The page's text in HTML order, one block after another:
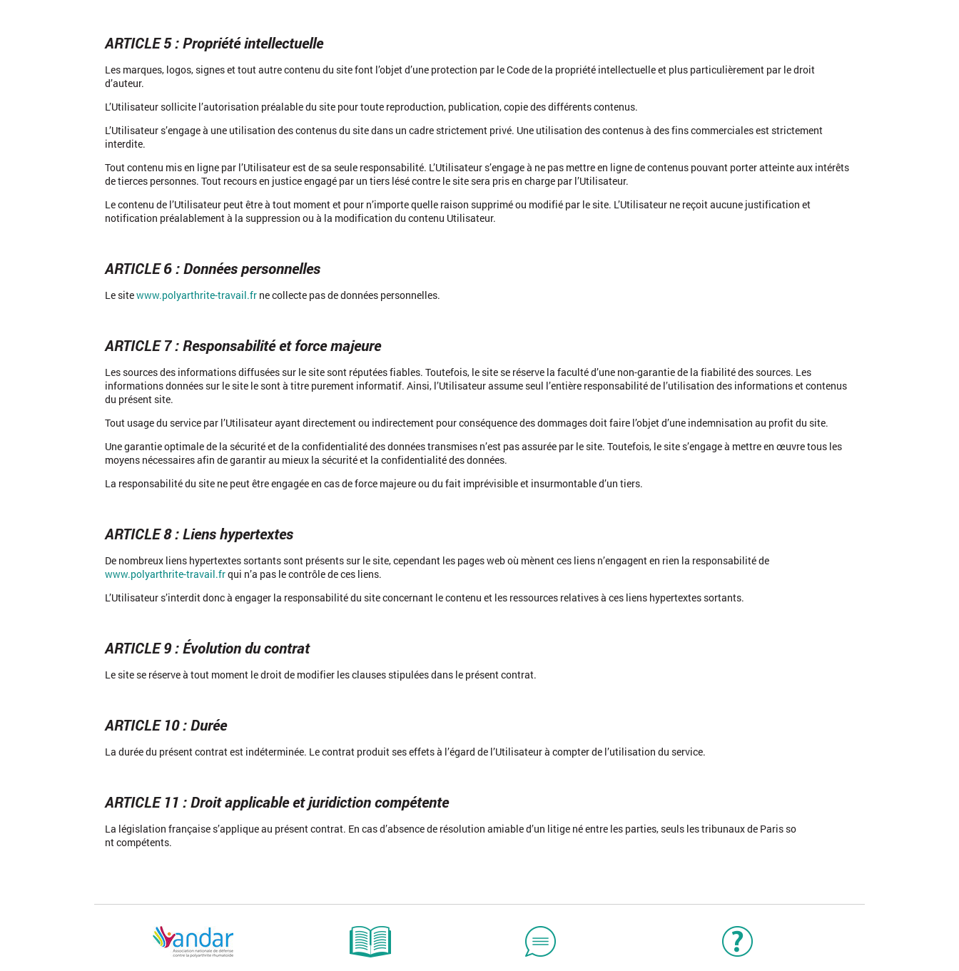
ARTICLE 5 : Propriété intellectuelle
Les marques, logos, signes et tout autre contenu du site font l’objet d’une protection par le Code de la propriété intellectuelle et plus particulièrement par le droit
d’auteur.
L’Utilisateur sollicite l’autorisation préalable du site pour toute reproduction, publication, copie des différents contenus.
L’Utilisateur s’engage à une utilisation des contenus du site dans un cadre strictement privé. Une utilisation des contenus à des fins commerciales est strictement
interdite.
Tout contenu mis en ligne par l’Utilisateur est de sa seule responsabilité. L’Utilisateur s’engage à ne pas mettre en ligne de contenus pouvant porter atteinte aux intérêts
de tierces personnes. Tout recours en justice engagé par un tiers lésé contre le site sera pris en charge par l’Utilisateur.
Le contenu de l’Utilisateur peut être à tout moment et pour n’importe quelle raison supprimé ou modifié par le site. L’Utilisateur ne reçoit aucune justification et
notification préalablement à la suppression ou à la modification du contenu Utilisateur.
ARTICLE 6 : Données personnelles
Le sitewww.polyarthrite-travail.fr ne collecte pas de données personnelles.
ARTICLE 7 : Responsabilité et force majeure
Les sources des informations diffusées sur le site sont réputées fiables. Toutefois, le site se réserve la faculté d’une non-garantie de la fiabilité des sources. Les
informations données sur le site le sont à titre purement informatif. Ainsi, l’Utilisateur assume seul l’entière responsabilité de l’utilisation des informations et contenus
du présent site.
Tout usage du service par l’Utilisateur ayant directement ou indirectement pour conséquence des dommages doit faire l’objet d’une indemnisation au profit du site.
Une garantie optimale de la sécurité et de la confidentialité des données transmises n’est pas assurée par le site. Toutefois, le site s’engage à mettre en œuvre tous les
moyens nécessaires afin de garantir au mieux la sécurité et la confidentialité des données.
La responsabilité du site ne peut être engagée en cas de force majeure ou du fait imprévisible et insurmontable d’un tiers.
ARTICLE 8 : Liens hypertextes
De nombreux liens hypertextes sortants sont présents sur le site, cependant les pages web où mènent ces liens n’engagent en rien la responsabilité de
www.polyarthrite-travail.frqui n’a pas le contrôle de ces liens.
L’Utilisateur s’interdit donc à engager la responsabilité du site concernant le contenu et les ressources relatives à ces liens hypertextes sortants.
ARTICLE 9 : Évolution du contrat
Le site se réserve à tout moment le droit de modifier les clauses stipulées dans le présent contrat.
ARTICLE 10 : Durée
La durée du présent contrat est indéterminée. Le contrat produit ses effets à l’égard de l’Utilisateur à compter de l’utilisation du service.
ARTICLE 11 : Droit applicable et juridiction compétente
La législation française s’applique au présent contrat. En cas d’absence de résolution amiable d’un litige né entre les parties, seuls les tribunaux de Paris so
nt compétents.